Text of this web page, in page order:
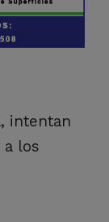
intentan
los